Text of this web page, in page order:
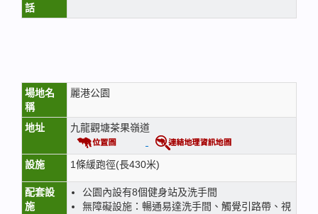
話
場地名
稱
麗港公園
地址 九龍觀塘茶果嶺道
設施 1條緩跑徑(長430米)
配套設
施
公園內設有8個健身站及洗手間
無障礙設施：暢通易達洗手間、觸覺引路帶、視